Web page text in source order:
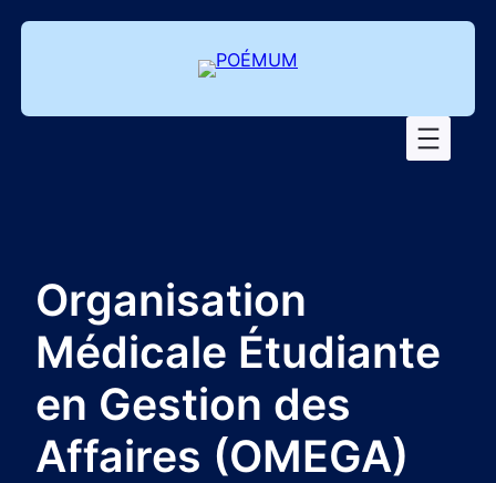
Aller
Organisation
Médicale Étudiante
en Gestion des
Affaires (OMEGA)